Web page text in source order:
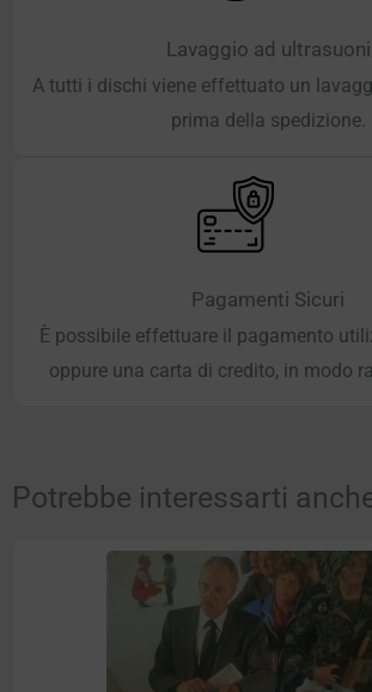
Lavaggio ad ultrasuoni
A tutti i dischi viene effettuato un
prima della spedizione.
Pagamenti Sicuri
È possibile effettuare il pagamento
oppure una carta di credito, in modo
Potrebbe interessarti